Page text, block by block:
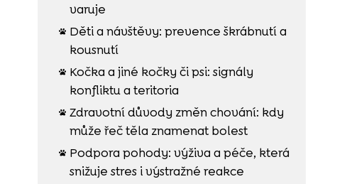
varuje

Děti a návštěvy: prevence škrábnutí a
kousnutí

Kočka a jiné kočky či psi: signály
konfliktu a teritoria
 Zdravotní důvody změn chování: kdy
může řeč těla znamenat bolest

Podpora pohody: výživa a péče, která
snižuje stres i výstražné reakce